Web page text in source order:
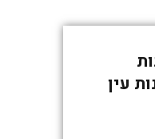
(המשכן לאמנות עין